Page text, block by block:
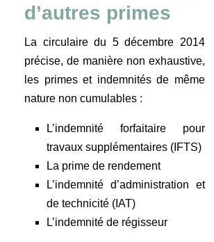
d’autres primes
La circulaire du 5 décembre 2014
précise, de manière non exhaustive,
les primes et indemnités de même
nature non cumulables :
L’indemnité forfaitaire pour
travaux supplémentaires (IFTS)
La prime de rendement
L’indemnité d’administration et
de technicité (IAT)
L’indemnité de régisseur